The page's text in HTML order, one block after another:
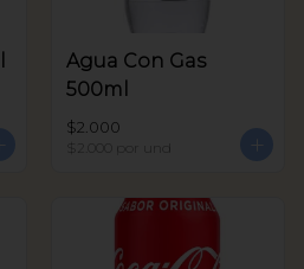
Agua Con Gas
500ml
$2.000
$2.000 por und